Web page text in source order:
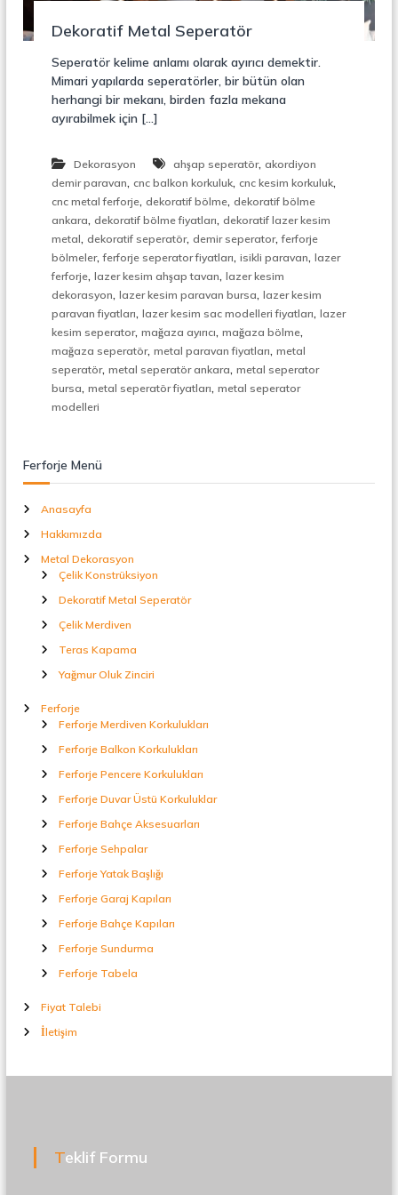
n
k
i
y
o
e
l
i
k
e
r
d
v
,
M
e
p
Dekoratif Metal Seperatör
Seperatör kelime anlamı olarak ayırıcı demektir.
Mimari yapılarda seperatörler, bir bütün olan
herhangi bir mekanı, birden fazla mekana
ayırabilmek için […]
Dekorasyon ahşap seperatör, akordiyon
demir paravan, cnc balkon korkuluk, cnc kesim korkuluk,
cnc metal ferforje, dekoratif bölme, dekoratif bölme
ankara, dekoratif bölme fiyatları, dekoratif lazer kesim
metal, dekoratif seperatör, demir seperator,ferforje
bölmeler,ferforje seperator fiyatları, isikli paravan, lazer
ferforje, lazer kesim ahşap tavan, lazer kesim
dekorasyon, lazer kesim paravan bursa, lazer kesim
paravan fiyatları, lazer kesim sac modelleri fiyatları, lazer
kesim seperator, mağaza ayırıcı, mağaza bölme,
mağaza seperatör, metal paravan fiyatları, metal
seperatör, metal seperatör ankara, metal seperator
bursa, metal seperatör fiyatları, metal seperator
modelleri
Ferforje Menü
Anasayfa
Hakkımızda
Metal Dekorasyon
Çelik Konstrüksiyon
Dekoratif Metal Seperatör
Çelik Merdiven
Teras Kapama
Yağmur Oluk Zinciri
Ferforje
Ferforje Merdiven Korkulukları
Ferforje Balkon Korkulukları
Ferforje Pencere Korkulukları
Ferforje Duvar Üstü Korkuluklar
Ferforje Bahçe Aksesuarları
Ferforje Sehpalar
Ferforje Yatak Başlığı
Ferforje Garaj Kapıları
Ferforje Bahçe Kapıları
Ferforje Sundurma
Ferforje Tabela
Fiyat Talebi
İletişim
Teklif Formu